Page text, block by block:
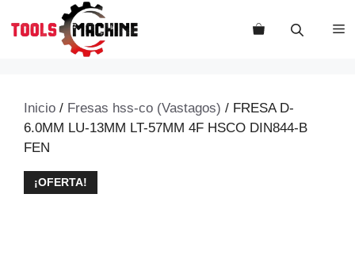
Inicio / Fresas hss-co (Vastagos) / FRESA D-
6.0MM LU-13MM LT-57MM 4F HSCO DIN844-B
FEN
¡OFERTA!